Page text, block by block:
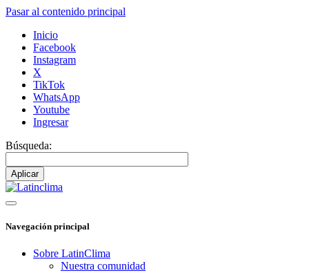
Pasar al contenido principal
Inicio
Facebook
Instagram
X
TikTok
WhatsApp
Youtube
Ingresar
Búsqueda:
Navegación principal
Sobre LatinClima
Nuestra comunidad